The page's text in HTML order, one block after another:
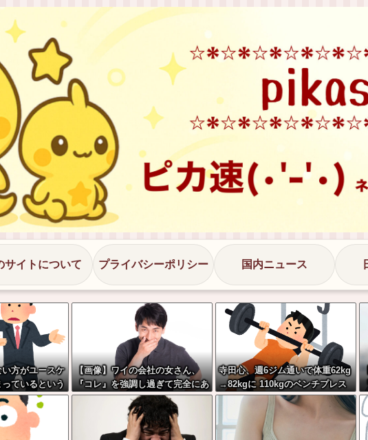
サイトについて プライバシーポリシー 国内ニュース
方がユースケ
ているという
【画像】ワイの会社の女さん、
『コレ』を強調し過ぎて完全にあ
たしこ枠を狙ってるんだがw w w
w w w w w w w w w
寺田心、週6ジム通いで体重62kg
→82kgに 110kgのベンチプレス
持ち上げる姿披露